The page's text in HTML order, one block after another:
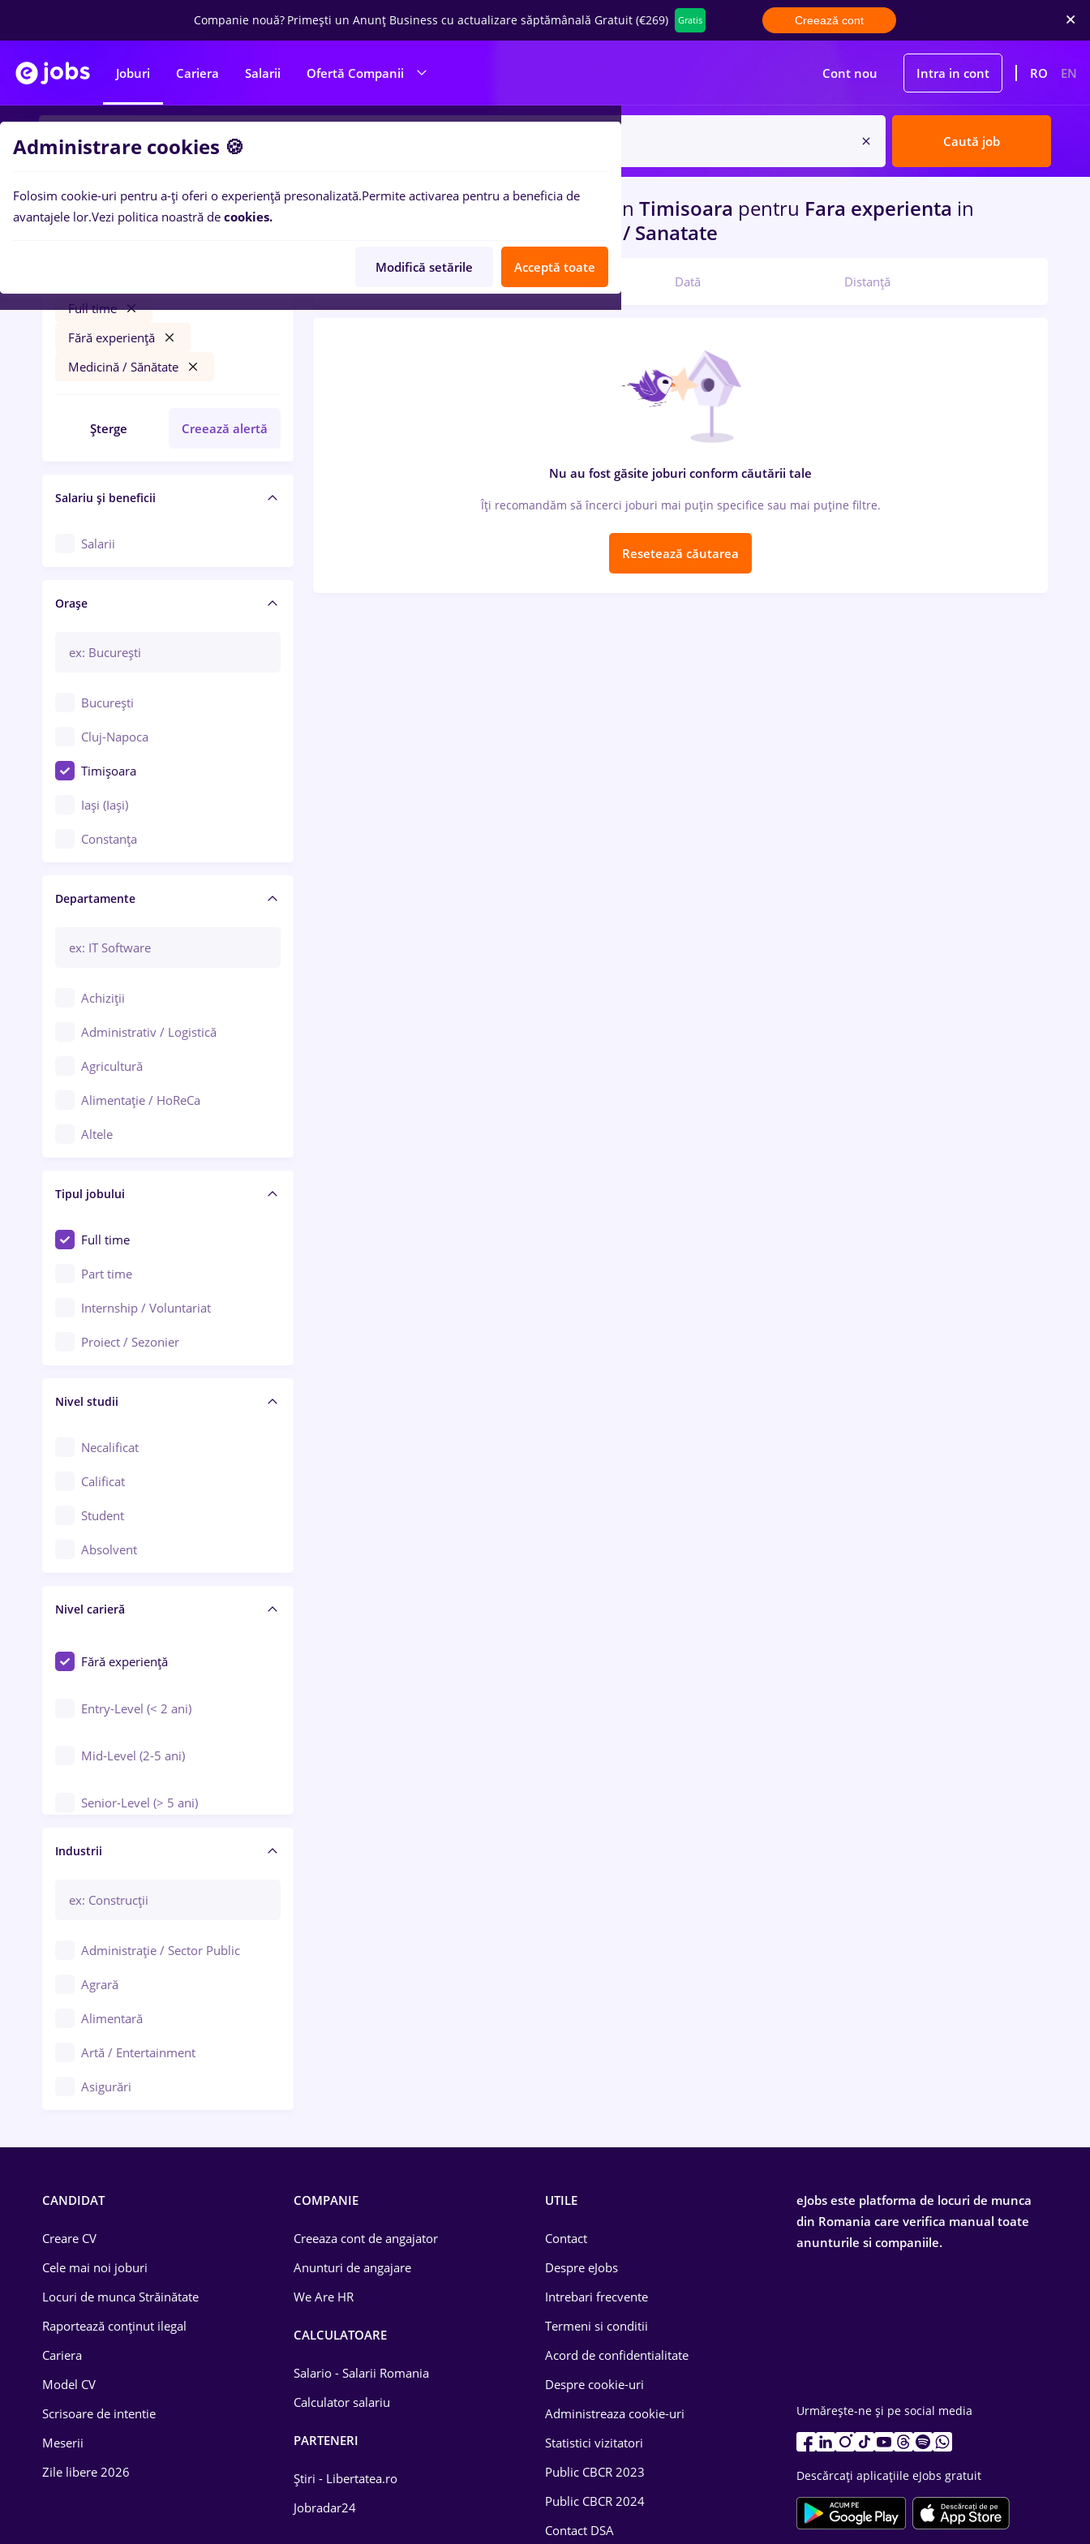
Companie nouă? Primești un Anunț Business cu actualizare săptămânală Gratuit (€269) Gratis Creează cont
Joburi Cariera Salarii Ofertă Companii Cont nou Intra in cont RO EN
Caută job
Filtre
Full time
Fără experiență
Medicină / Sănătate
Șterge Creează alertă
Salariu și beneficii
Salarii
Orașe
București
Cluj-Napoca
Timișoara
Iași (Iași)
Constanța
Brașov
Bacău
Galați (Galați)
Ploiești
Arad
Baia Mare
Bârlad
Bistrița (Bistrița-Năsăud)
Departamente
Achiziții
Administrativ / Logistică
Agricultură
Alimentație / HoReCa
Altele
Asigurări
Au pair / Babysitter / Curățenie
Audit / Consultanță
Auto / Echipamente
Automatizări
Cercetare - dezvoltare
Chimie / Biochimie
Confecții / Design vestimentar
Construcții / Instalații
Controlul calității
Educație / Training / Arte
Tipul jobului
Full time
Part time
Internship / Voluntariat
Proiect / Sezonier
Nivel studii
Necalificat
Calificat
Student
Absolvent
Nivel carieră
Fără experiență
Entry-Level (< 2 ani)
Mid-Level (2-5 ani)
Senior-Level (> 5 ani)
Manager / Executiv
Industrii
Administrație / Sector Public
Agrară
Alimentară
Artă / Entertainment
Asigurări
Drept
Educație / Training
Energetică
Farma
0locuri de muncae.on, Full time in Timisoara pentru Fara experienta in
Transport / Distributie, Medicina / Sanatate
Relevanță Dată Distanță
Nu au fost găsite joburi conform căutării tale
Îți recomandăm să încerci joburi mai puțin specifice sau mai puține filtre.
Resetează căutarea
CANDIDAT
Creare CV
Cele mai noi joburi
Locuri de munca Străinătate
Raportează conținut ilegal
Cariera
Model CV
Scrisoare de intentie
Meserii
Zile libere 2026
COMPANIE
Creeaza cont de angajator
Anunturi de angajare
We Are HR
CALCULATOARE
Salario - Salarii Romania
Calculator salariu
PARTENERI
Știri - Libertatea.ro
Jobradar24
UTILE
Contact
Despre eJobs
Intrebari frecvente
Termeni si conditii
Acord de confidentialitate
Despre cookie-uri
Administreaza cookie-uri
Statistici vizitatori
Public CBCR 2023
Public CBCR 2024
Contact DSA
eJobs este platforma de locuri de munca
din Romania care verifica manual toate
anunturile si companiile.
Urmărește-ne și pe social media
Descărcați aplicațiile eJobs gratuit
Administrare cookies 🍪
Folosim cookie-uri pentru a-ți oferi o experiență presonalizată.Permite activarea pentru a beneficia de
avantajele lor.Vezi politica noastră de cookies.
Modifică setările Acceptă toate